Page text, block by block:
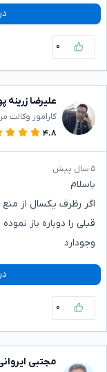
۰
علیرضا زرینه
کاراموز وکالت
۴.۸
۵ سال پیش
باسلام
اگر رظرف یکسال از منع
وجودارد
۰
مجتبی